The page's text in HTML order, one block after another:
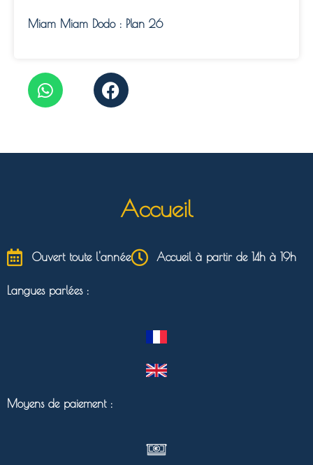
Miam Miam Dodo : Plan 26
Accueil
Ouvert toute l'année Accueil à partir de 14h à 19h
Langues parlées :
Moyens de paiement :